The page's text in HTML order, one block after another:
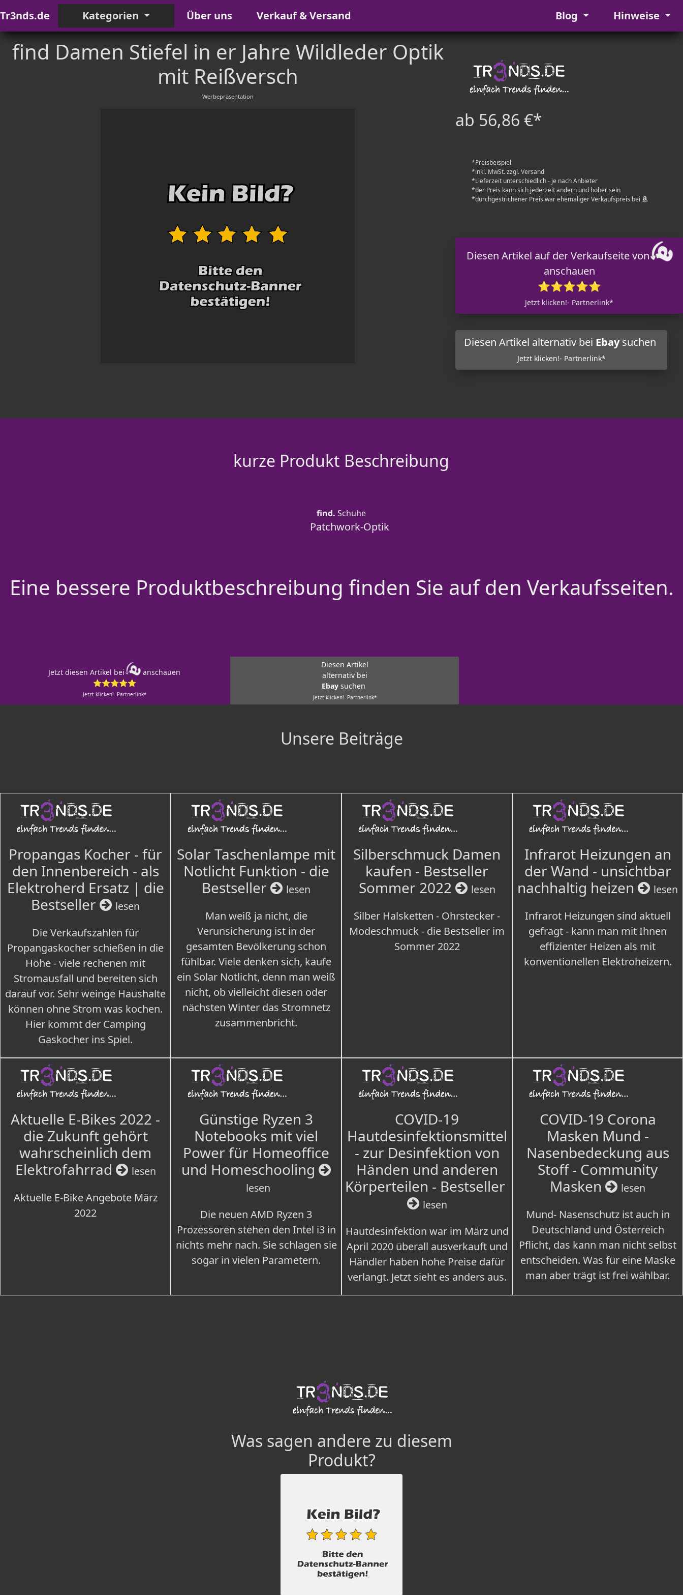
Tr3nds.de Kategorien Über uns Verkauf & Versand Blog Hinweise
find Damen Stiefel in er Jahre Wildleder Optik
mit Reißversch
Werbepräsentation
ab 56,86 €*
*Preisbeispiel
*inkl. MwSt. zzgl. Versand
*Lieferzeit unterschiedlich - je nach Anbieter
*der Preis kann sich jederzeit ändern und höher sein
*durchgestrichener Preis war ehemaliger Verkaufspreis bei
Diesen Artikel auf der Verkaufseite von
anschauen
⭐⭐⭐⭐⭐
Jetzt klicken!- Partnerlink*
Diesen Artikel alternativ bei Ebaysuchen
Jetzt klicken!- Partnerlink*
kurze Produkt Beschreibung
find. Schuhe
Patchwork-Optik
Eine bessere Produktbeschreibung finden Sie auf den Verkaufsseiten.
Jetzt diesen Artikel bei
anschauen
⭐⭐⭐⭐⭐
Jetzt klicken!- Partnerlink*
Diesen Artikel
alternativ bei
Ebay suchen
Jetzt klicken!- Partnerlink*
Unsere Beiträge
Propangas Kocher - für
den Innenbereich - als
Elektroherd Ersatz | die
Bestseller
lesen
Die Verkaufszahlen für
Propangaskocher schießen in die
Höhe - viele rechenen mit
Stromausfall und bereiten sich
darauf vor. Sehr weinge Haushalte
können ohne Strom was kochen.
Hier kommt der Camping
Gaskocher ins Spiel.
Solar Taschenlampe mit
Notlicht Funktion - die
Bestseller
lesen
Man weiß ja nicht, die
Verunsicherung ist in der
gesamten Bevölkerung schon
fühlbar. Viele denken sich, kaufe
ein Solar Notlicht, denn man weiß
nicht, ob vielleicht diesen oder
nächsten Winter das Stromnetz
zusammenbricht.
Silberschmuck Damen
kaufen - Bestseller
Sommer 2022
lesen
Silber Halsketten - Ohrstecker -
Modeschmuck - die Bestseller im
Sommer 2022
Infrarot Heizungen an
der Wand - unsichtbar
nachhaltig heizen
lesen
Infrarot Heizungen sind aktuell
gefragt - kann man mit Ihnen
effizienter Heizen als mit
konventionellen Elektroheizern.
Aktuelle E-Bikes 2022 -
die Zukunft gehört
wahrscheinlich dem
Elektrofahrrad
lesen
Aktuelle E-Bike Angebote März
2022
Günstige Ryzen 3
Notebooks mit viel
Power für Homeoffice
und Homeschooling
lesen
Die neuen AMD Ryzen 3
Prozessoren stehen den Intel i3 in
nichts mehr nach. Sie schlagen sie
sogar in vielen Parametern.
COVID-19
Hautdesinfektionsmittel
- zur Desinfektion von
Händen und anderen
Körperteilen - Bestseller
lesen
Hautdesinfektion war im März und
April 2020 überall ausverkauft und
Händler haben hohe Preise dafür
verlangt. Jetzt sieht es anders aus.
COVID-19 Corona
Masken Mund -
Nasenbedeckung aus
Stoff - Community
Masken
lesen
Mund- Nasenschutz ist auch in
Deutschland und Österreich
Pflicht, das kann man nicht selbst
entscheiden. Was für eine Maske
man aber trägt ist frei wählbar.
Was sagen andere zu diesem
Produkt?